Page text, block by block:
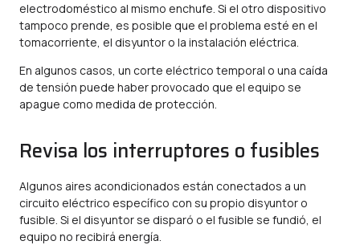
electrodoméstico al mismo enchufe. Si el otro dispositivo
tampoco prende, es posible que el problema esté en el
tomacorriente, el disyuntor o la instalación eléctrica.
En algunos casos, un corte eléctrico temporal o una caída
de tensión puede haber provocado que el equipo se
apague como medida de protección.
Revisa los interruptores o fusibles
Algunos aires acondicionados están conectados a un
circuito eléctrico específico con su propio disyuntor o
fusible. Si el disyuntor se disparó o el fusible se fundió, el
equipo no recibirá energía.